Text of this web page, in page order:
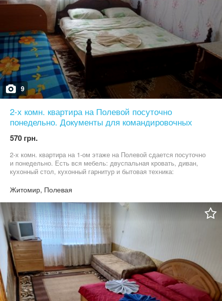
9
2-х комн. квартира на Полевой посуточно
понедельно. Документы для командировочных
570 грн.
2-х комн. квартира на 1-ом этаже на Полевой сдается посуточно
и понедельно. Есть вся мебель: двуспальная кровать, диван,
кухонный стол, кухонный гарнитур и бытовая техника:
чайник, утюг, фен, стиральная машина. Всегда свежее
постельное белье и полотенца. Горячая вода круглосуточно.
Безлимитный интернет wi-fi. Фото квартиры соответствуют
действительности. Рядом с домом большая стоянка для
автомобилей, супермаркет, магазины, аптеки, отделения банков.
. Стоимость за сутки для пары от 570 грн. Для троих мужчин от
670 грн. Цена зависит от спроса, дня недели, в выходные и
праздничные дни дороже. Дополнительное спальное место
плюс 100 гривен. Цена почасово от 400 гривен (за 2-3 часа в
дневное время). . Предоставляю отчетные командировочные
документы – налоговый фискальный чек с QR-кодом, счета и
копии регистрационных документов ЧП. . На sms-сообщения
отвечаю с большим опозданием. Лучше звоните
Житомир, Полевая